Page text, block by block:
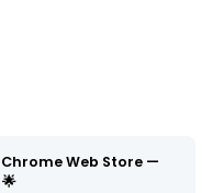
Chrome Web Store —